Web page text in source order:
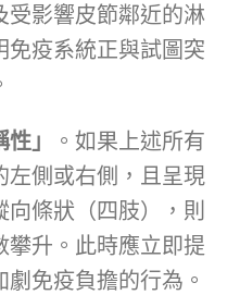
受影響皮節鄰近的淋
免疫系統正與試圖突
性」
。如果上述所有
左側或右側，且呈現
條狀（四肢），則
攀升。此時應立即提
免疫負擔的行為。